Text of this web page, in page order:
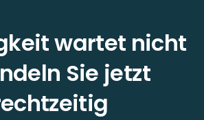
wartet nicht
Sie jetzt